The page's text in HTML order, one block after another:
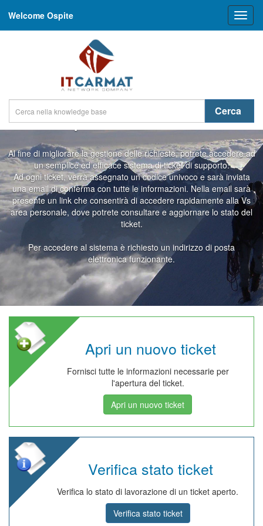
Welcome Ospite
Cerca
Help Desk - Area Clienti
Al fine di migliorare la gestione delle richieste, potrete accedere ad
un semplice ed efficace sistema di ticket di supporto.
Ad ogni ticket, verrà assegnato un codice univoco e sarà inviata
una email di conferma con tutte le informazioni. Nella email sarà
presente un link che consentirà di accedere rapidamente alla Vs
area personale, dove potrete consultare e aggiornare lo stato del
ticket.
Per accedere al sistema è richiesto un indirizzo di posta
elettronica funzionante.
Apri un nuovo ticket
Fornisci tutte le informazioni necessarie per
l'apertura del ticket.
Apri un nuovo ticket
Verifica stato ticket
Verifica lo stato di lavorazione di un ticket aperto.
Verifica stato ticket